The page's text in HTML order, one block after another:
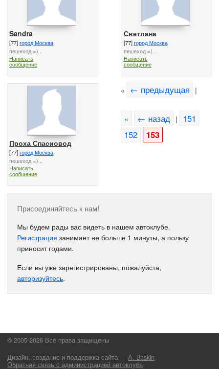
Sandra
[77]город Москва
пешеход =)...
Написать
сообщение
Светлана
[77]город Москва
пешеход =)...
Написать
сообщение
Проха Спасиовод
[77]город Москва
пешеход =)...
Написать
сообщение
« ← предыдущая |
« ← назад |
151
152
153
Присоединяйтесь к нам!
Мы будем рады вас видеть в нашем автоклубе.
Регистрация занимает не больше 1 минуты, а пользу
приносит годами.
Если вы уже зарегистрированы, пожалуйста,
авторизуйтесь.
© 2005-2026 Все права защищены
Дизайн, создание и поддержка сайта — А. Baskin
Обратная связь с администрацией автоклуба